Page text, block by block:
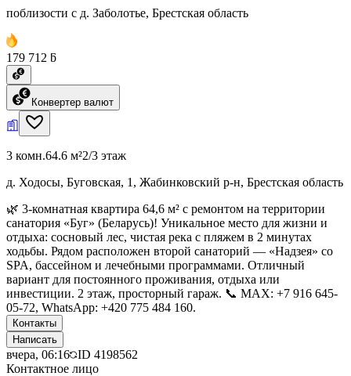
поблизости с д. Заболотье, Брестская область
179 712 ƃ
Конвертер валют
3 комн.64.6 м²2/3 этаж
д. Ходосы, Буговская, 1, Жабинковский р-н, Брестская область
🌿 3-комнатная квартира 64,6 м² с ремонтом на территории
санатория «Буг» (Беларусь)! Уникальное место для жизни и
отдыха: сосновый лес, чистая река с пляжем в 2 минутах
ходьбы. Рядом расположен второй санаторий — «Надзея» со
SPA, бассейном и лечебными программами. Отличный
вариант для постоянного проживания, отдыха или
инвестиции. 2 этаж, просторный гараж. 📞 MAX: +7 916 645-
05-72, WhatsApp: +420 775 484 160.
Контакты
Написать
вчера, 06:16 ID 4198562
Контактное лицо